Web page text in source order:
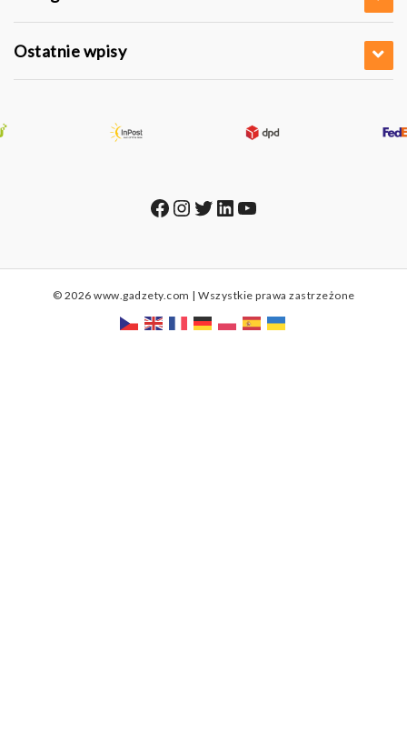
Ostatnie wpisy
Facebook
Instagram
Twitter
LinkedIn
YouTube
© 2026 www.gadzety.com | Wszystkie prawa zastrzeżone